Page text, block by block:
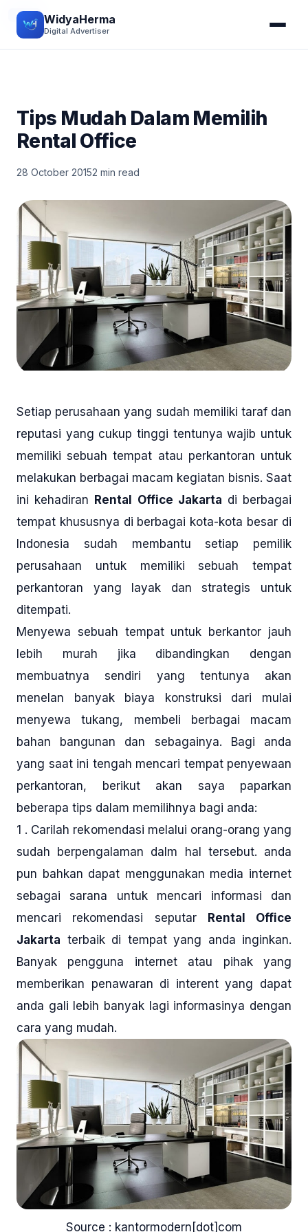
WidyaHerma
Digital Advertiser
TIPS
Tips Mudah Dalam Memilih
Rental Office
28 October 20152 min read
Setiap perusahaan yang sudah memiliki taraf dan
reputasi yang cukup tinggi tentunya wajib untuk
memiliki sebuah tempat atau perkantoran untuk
melakukan berbagai macam kegiatan bisnis. Saat
ini kehadiran Rental Office Jakarta di berbagai
tempat khususnya di berbagai kota-kota besar di
Indonesia sudah membantu setiap pemilik
perusahaan untuk memiliki sebuah tempat
perkantoran yang layak dan strategis untuk
ditempati.
Menyewa sebuah tempat untuk berkantor jauh
lebih murah jika dibandingkan dengan
membuatnya sendiri yang tentunya akan
menelan banyak biaya konstruksi dari mulai
menyewa tukang, membeli berbagai macam
bahan bangunan dan sebagainya. Bagi anda
yang saat ini tengah mencari tempat penyewaan
perkantoran, berikut akan saya paparkan
beberapa tips dalam memilihnya bagi anda:
1 . Carilah rekomendasi melalui orang-orang yang
sudah berpengalaman dalm hal tersebut. anda
pun bahkan dapat menggunakan media internet
sebagai sarana untuk mencari informasi dan
mencari rekomendasi seputar
Rental Office
Jakarta terbaik di tempat yang anda inginkan.
Banyak pengguna internet atau pihak yang
memberikan penawaran di interent yang dapat
anda gali lebih banyak lagi informasinya dengan
cara yang mudah.
Source : kantormodern[dot]com